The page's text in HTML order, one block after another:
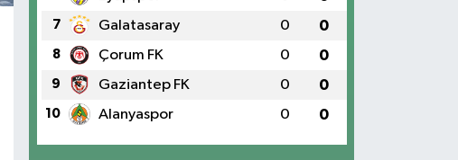
7 Galatasaray 0 0
8 Çorum FK 0 0
9 Gaziantep FK 0 0
10 Alanyaspor 0 0